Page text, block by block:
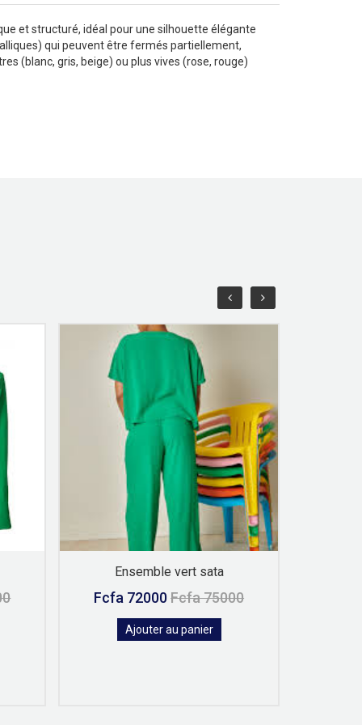
et structuré, idéal pour une silhouette élégante
qui peuvent être fermés partiellement,
(blanc, gris, beige) ou plus vives (rose, rouge)
Ensemble vert sata
Fcfa 72000Fcfa 75000
Ajouter au panier